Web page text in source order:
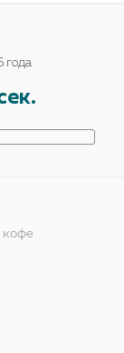
года
кофе